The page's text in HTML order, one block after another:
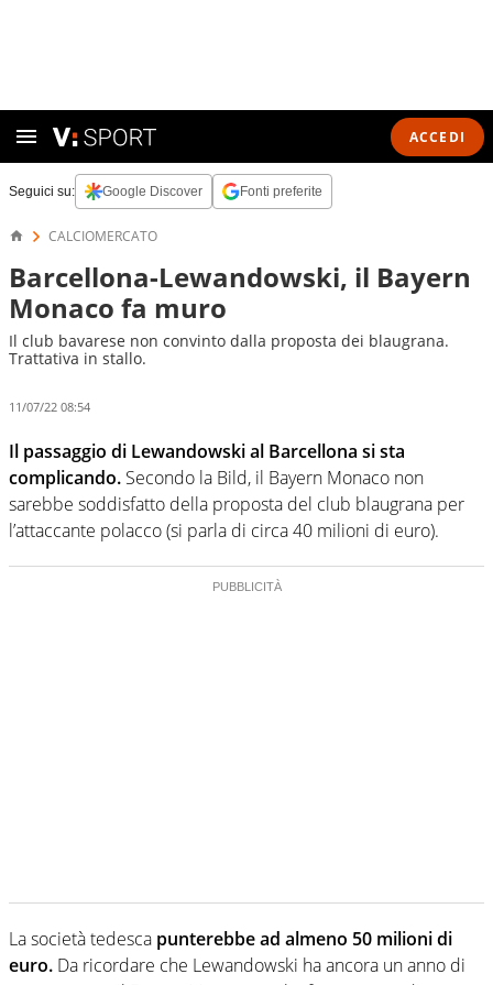
ACCEDI
Seguici su: Google Discover Fonti preferite
CALCIOMERCATO
Barcellona-Lewandowski, il Bayern
Monaco fa muro
Il club bavarese non convinto dalla proposta dei blaugrana.
Trattativa in stallo.
11/07/22 08:54
Il passaggio di Lewandowski al Barcellona si sta
complicando. Secondo la Bild, il Bayern Monaco non
sarebbe soddisfatto della proposta del club blaugrana per
l’attaccante polacco (si parla di circa 40 milioni di euro).
La società tedesca punterebbe ad almeno 50 milioni di
euro. Da ricordare che Lewandowski ha ancora un anno di